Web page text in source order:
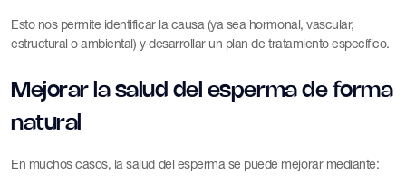
Esto nos permite identificar la causa (ya sea hormonal, vascular,
estructural o ambiental) y desarrollar un plan de tratamiento específico.
Mejorar la salud del esperma de forma
natural
En muchos casos, la salud del esperma se puede mejorar mediante: